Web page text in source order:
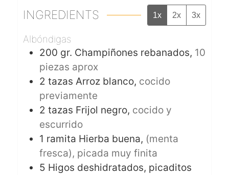
INGREDIENTS 1x 2x 3x
Albóndigas
200 gr. Champiñones rebanados, 10
piezas aprox
2 tazas Arroz blanco, cocido
previamente
2 tazas Frijol negro, cocido y
escurrido
1 ramita Hierba buena, (menta
fresca), picada muy finita
5 Higos deshidratados, picaditos